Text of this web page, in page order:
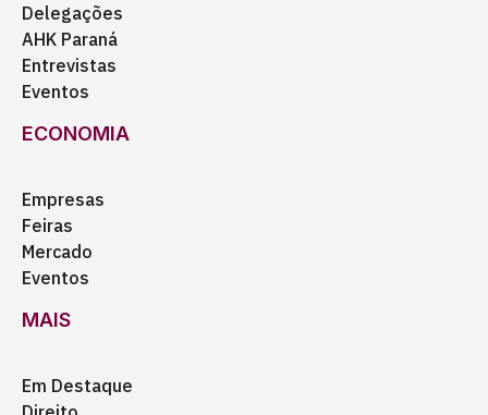
Delegações
AHK Paraná
Entrevistas
Eventos
ECONOMIA
Empresas
Feiras
Mercado
Eventos
MAIS
Em Destaque